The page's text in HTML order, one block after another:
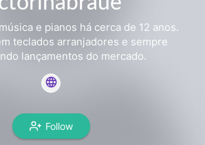
e pianos há cerca de 12 anos.
teclados arranjadores e sempre
lançamentos do mercado.
Follow